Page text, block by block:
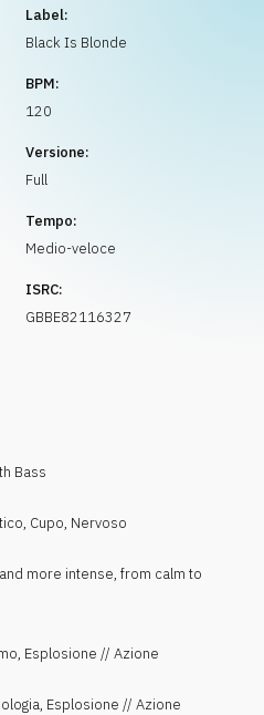
Label:
Black Is Blonde
BPM:
120
Versione:
Full
Tempo:
Medio-veloce
ISRC:
GBBE82116327
Bass
, Cupo, Nervoso
more intense, from calm to
Esplosione // Azione
Esplosione // Azione